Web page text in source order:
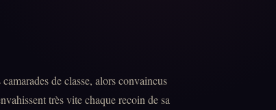
de classe, alors convaincus
très vite chaque recoin de sa